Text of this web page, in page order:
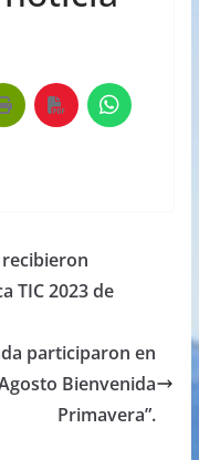
TIC 2023 de
participaron en
Bienvenida
Primavera”.